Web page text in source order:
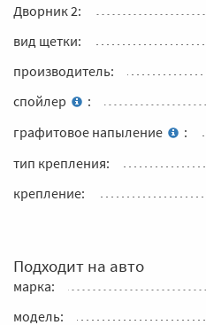
Дворник 2:
вид щетки:
производитель:
спойлер
:
графитовое напыление
:
тип крепления:
крепление:
Подходит на авто
марка:
модель: